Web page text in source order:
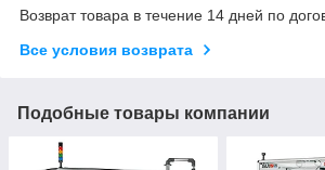
Возврат товара в течение 14 дней по
Все условия возврата
Подобные товары компании